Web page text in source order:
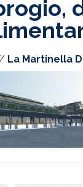
La Martinella